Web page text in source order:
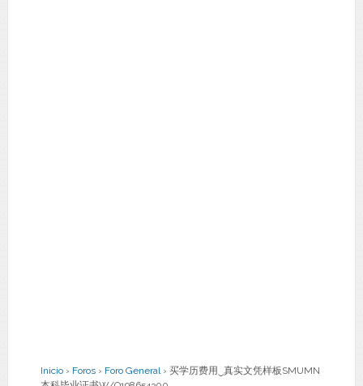
Inicio › Foros › Foro General › 买学历费用‿真实文凭样板SMUMN